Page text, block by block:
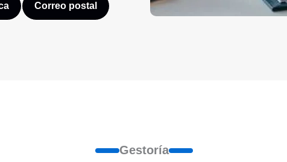
Correo postal
Gestoría